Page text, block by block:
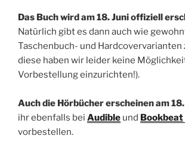
Das Buch wird am 18. Juni offiziell
Natürlich gibt es dann auch wie
Taschenbuch- und Hardcovervarianten
diese haben wir leider keine
Vorbestellung einzurichten!).
Auch die Hörbücher erscheinen am 18.
ihr ebenfalls bei Audible und Bookbeat
vorbestellen.